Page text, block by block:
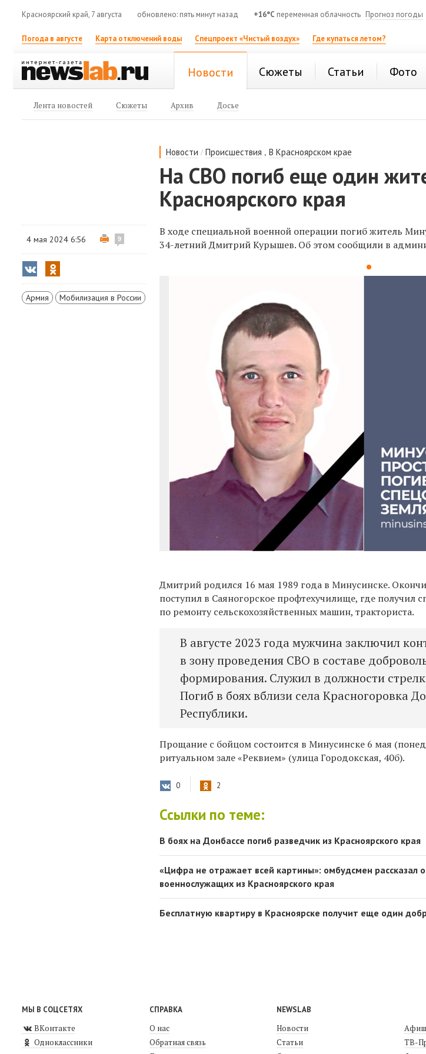
Красноярский край, 7 августа обновлено: пять минут назад +16°C переменная облачность Прогноз погоды
Погода в августе Карта отключений воды Спецпроект «Чистый воздух» Где купаться летом?
Новости Сюжеты Статьи Фото
Лента новостей Сюжеты Архив Досье
Новости /Происшествия ,В Красноярском крае
На СВО погиб еще один
Красноярского края
4 мая 2024 6:56 9
Армия Мобилизация в России
В ходе специальной военной операции погибжитель
34-летнийДмитрий Курышев. Об этом сообщили в
Дмитрий родился 16 мая 1989 года в Минусинске.
поступил в Саяногорское профтехучилище, где получил
по ремонту сельскохозяйственных машин, тракториста.
В августе 2023 года мужчина заключил
в зону проведения СВО в составе
формирования. Служил в должности
Погиб в боях вблизи села Красногоровка
Республики.
Прощание с бойцом состоится в Минусинске 6 мая
ритуальном зале «Реквием» (улица Городокская, 40б).
0 2
Ссылки по теме:
В боях на Донбассе погиб разведчик из Красноярского края
«‎Цифра не отражает всей картины»: омбудсмен рассказал
военнослужащих из Красноярского края
Бесплатную квартиру в Красноярске получит еще один
МЫ В СОЦСЕТЯХ
ВКонтакте
Одноклассники
СПРАВКА
О нас
Обратная связь
NEWSLAB
Новости
Статьи
ТВ-